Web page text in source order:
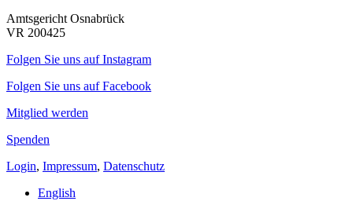
Amtsgericht Osnabrück
VR 200425
Folgen Sie uns auf Instagram
Folgen Sie uns auf Facebook
Mitglied werden
Spenden
Login, Impressum, Datenschutz
English